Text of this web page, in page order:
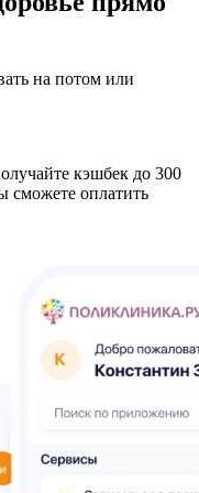
на потом или
кэшбек до 300
сможете оплатить